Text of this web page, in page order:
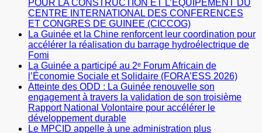
POUR LA CONSTRUCTION ET L’EQUIPEMENT DU
CENTRE INTERNATIONAL DES CONFERENCES
ET CONGRES DE GUINEE (CICCOG)
La Guinée et la Chine renforcent leur coordination pour
accélérer la réalisation du barrage hydroélectrique de
Fomi
La Guinée a participé au 2ᵉ Forum Africain de
l’Économie Sociale et Solidaire (FORA’ESS 2026)
Atteinte des ODD : La Guinée renouvelle son
engagement à travers la validation de son troisième
Rapport National Volontaire pour accélérer le
développement durable
Le MPCID appelle à une administration plus